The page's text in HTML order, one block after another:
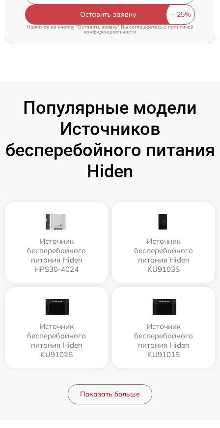
Оставить заявку
Нажимая на кнопку "Оставить заявку" Вы соглашаетесь c политикой
конфиденциальности
Популярные модели
Источников
бесперебойного питания
Hiden
Источник
бесперебойного
питания Hiden
HPS30-4024
Источник
бесперебойного
питания Hiden
KU9103S
Источник
бесперебойного
питания Hiden
KU9102S
Источник
бесперебойного
питания Hiden
KU9101S
Показать больше